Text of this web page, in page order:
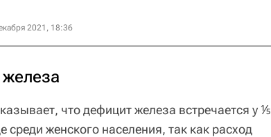
2021, 18:36
что дефицит железа встречается у ⅕
женского населения, так как расход